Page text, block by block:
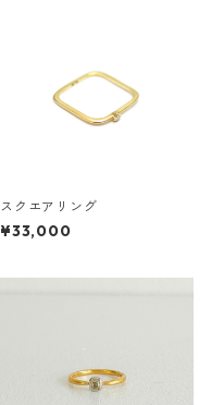
スクエアリング
¥33,000